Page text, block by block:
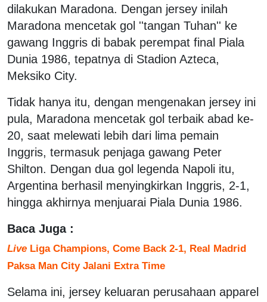
dilakukan Maradona. Dengan jersey inilah
Maradona mencetak gol ''tangan Tuhan'' ke
gawang Inggris di babak perempat final Piala
Dunia 1986, tepatnya di Stadion Azteca,
Meksiko City.
Tidak hanya itu, dengan mengenakan jersey ini
pula, Maradona mencetak gol terbaik abad ke-
20, saat melewati lebih dari lima pemain
Inggris, termasuk penjaga gawang Peter
Shilton. Dengan dua gol legenda Napoli itu,
Argentina berhasil menyingkirkan Inggris, 2-1,
hingga akhirnya menjuarai Piala Dunia 1986.
Baca Juga :
Live Liga Champions, Come Back 2-1, Real Madrid
Paksa Man City Jalani Extra Time
Selama ini, jersey keluaran perusahaan apparel